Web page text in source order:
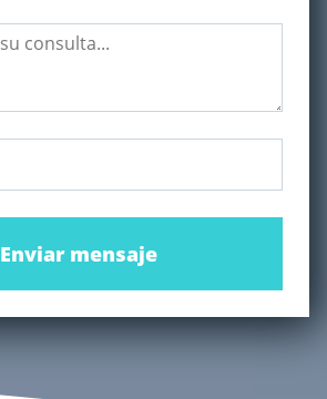
Enviar mensaje